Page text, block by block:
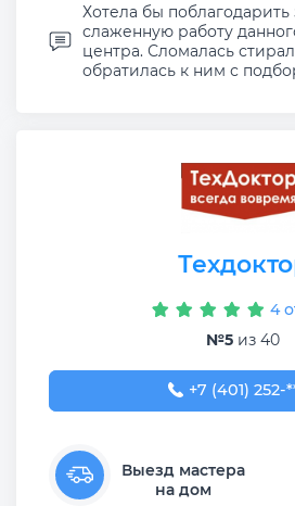
Хотела бы
слаженную работу
центра. Сломалась
обратилась к ним с
4
№5 из 40
+7 (401) 252-
+7 (401) 252-
Выезд мастера
на дом